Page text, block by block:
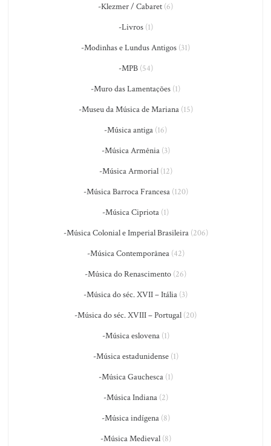
-Klezmer / Cabaret (6)
-Livros(1)
-Modinhas e Lundus Antigos (31)
-MPB(54)
-Muro das Lamentações (1)
-Museu da Música de Mariana(15)
-Música antiga (16)
-Música Armênia(3)
-Música Armorial(12)
-Música Barroca Francesa(120)
-Música Cipriota (1)
-Música Colonial e Imperial Brasileira(206)
-Música Contemporânea(42)
-Música do Renascimento (26)
-Música do séc. XVII – Itália (3)
-Música do séc. XVIII – Portugal (20)
-Música eslovena(1)
-Música estadunidense(1)
-Música Gauchesca(1)
-Música Indiana(2)
-Música indígena(8)
-Música Medieval(8)